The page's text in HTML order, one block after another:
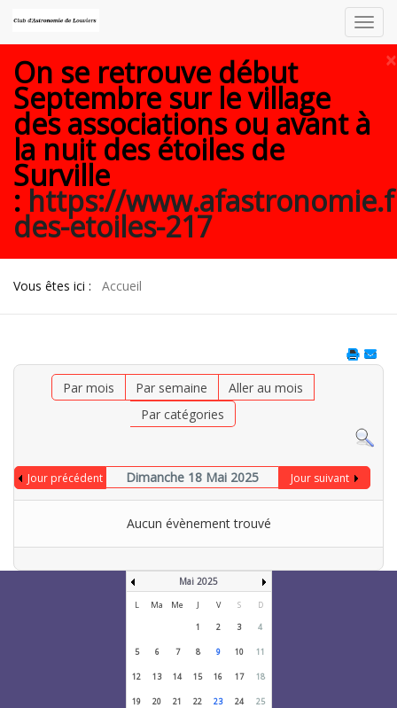
×
On se retrouve début
Septembre sur le village
des associations ou avant à
la nuit des étoiles de
Surville
: https://
des-etoiles-217
Vous êtes ici : Accueil
Par mois Par semaine
Aller au mois
Par catégories
Jour précédent Dimanche 18 Mai 2025 Jour suivant
Aucun évènement trouvé
Mai 2025
L Ma Me J V S
D
1
2 3 4
5 6 7 8 9 10 11
12 13 14 15 16 17 18
19 20 21 22 23 24 25